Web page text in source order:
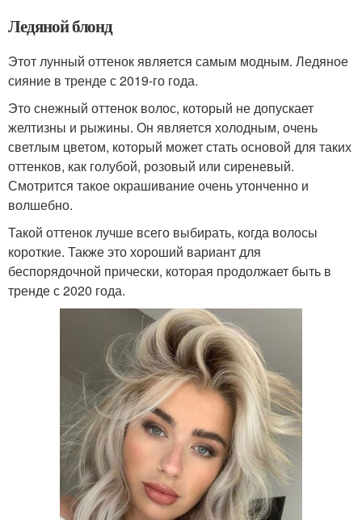
Ледяной блонд
Этот лунный оттенок является самым модным. Ледяное
сияние в тренде с 2019-го года.
Это снежный оттенок волос, который не допускает
желтизны и рыжины. Он является холодным, очень
светлым цветом, который может стать основой для таких
оттенков, как голубой, розовый или сиреневый.
Смотрится такое окрашивание очень утонченно и
волшебно.
Такой оттенок лучше всего выбирать, когда волосы
короткие. Также это хороший вариант для
беспорядочной прически, которая продолжает быть в
тренде с 2020 года.